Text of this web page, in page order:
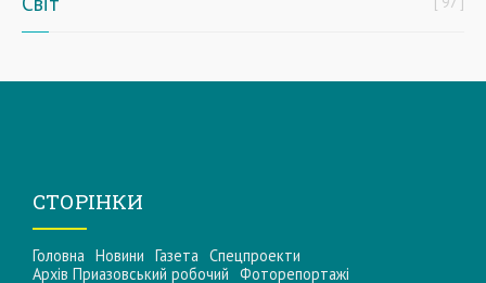
СТОРІНКИ
Головна Новини Газета Спецпроекти
Архів Приазовський робочий Фоторепортажі